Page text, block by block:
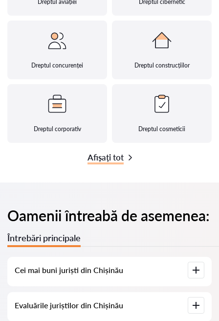
Dreptul aviației Dreptul cibernetic
Dreptul concurenței Dreptul construcțiilor
Dreptul corporativ Dreptul cosmeticii
Afișați tot
Oamenii întreabă de asemenea:
Întrebări principale
Cei mai buni juriști din Chișinău
informații complete. Prețuri, evaluări, numere de telefon și
Evaluările juriștilor din Chișinău